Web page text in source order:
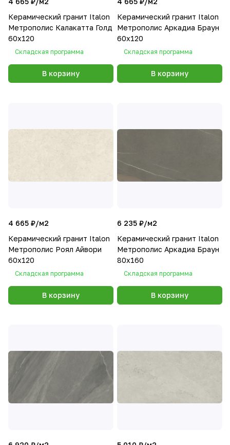
Керамический гранит Italon
Метрополис Калакатта Голд
60х120
Складская программа
В корзину
Керамический гранит Italon
Метрополис Аркадиа Браун
60х120
Складская программа
В корзину
4 665 ₽/м2
Керамический гранит Italon
Метрополис Роял Айвори
60х120
Складская программа
В корзину
6 235 ₽/м2
Керамический гранит Italon
Метрополис Аркадиа Браун
80х160
Складская программа
В корзину